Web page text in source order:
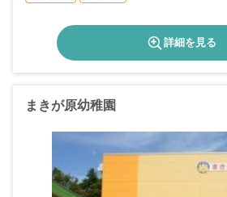
詳細を見る
まきが原幼稚園